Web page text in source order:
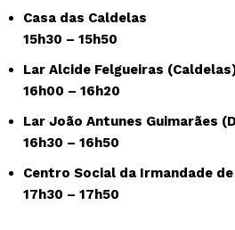
Casa das Caldelas
15h30 – 15h50
Lar Alcide Felgueiras
16h00 – 16h20
Lar João Antunes Guimarães
16h30 – 16h50
Centro Social da Irmandade
17h30 – 17h50